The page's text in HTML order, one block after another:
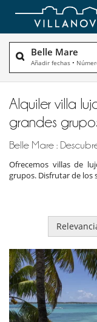
Belle Mare
Añadir fechas •
Alquiler villa
grandes
Belle Mare :
Ofrecemos villas de
grupos. Disfrutar de los